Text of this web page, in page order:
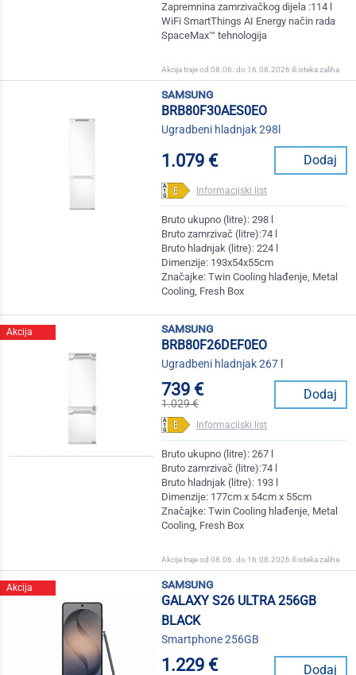
Zapremnina zamrzivačkog dijela :114 l
WiFi SmartThings AI Energy način rada
SpaceMax™ tehnologija
Akcija traje od 08.06. do 16.08.2026 ili isteka zaliha
samsung
BRB80F30AES0EO
Ugradbeni hladnjak 298l
1.079 € Dodaj
Informacijski list
Bruto ukupno (litre): 298 l
Bruto zamrzivač (litre):74 l
Bruto hladnjak (litre): 224 l
Dimenzije: 193x54x55cm
Značajke: Twin Cooling hlađenje, Metal
Cooling, Fresh Box
Akcija
samsung
BRB80F26DEF0EO
Ugradbeni hladnjak 267 l
739 €
1.029 €
Dodaj
Informacijski list
Bruto ukupno (litre): 267 l
Bruto zamrzivač (litre):74 l
Bruto hladnjak (litre): 193 l
Dimenzije: 177cm x 54cm x 55cm
Značajke: Twin Cooling hlađenje, Metal
Cooling, Fresh Box
Akcija traje od 08.06. do 16.08.2026 ili isteka zaliha
Akcija
samsung
GALAXY S26 ULTRA 256GB
BLACK
Smartphone 256GB
1.229 € Dodaj